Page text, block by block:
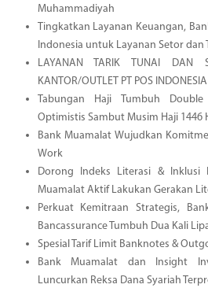
Muhammadiyah
Tingkatkan Layanan Keuangan,
Indonesia untuk Layanan Setor dan
LAYANAN TARIK TUNAI DAN
KANTOR/OUTLET PT POS INDONESIA
Tabungan Haji Tumbuh
Optimistis Sambut Musim Haji 1446
Bank Muamalat Wujudkan
Work
Dorong Indeks Literasi & Inklusi
Muamalat Aktif Lakukan Gerakan
Perkuat Kemitraan Strategis,
Bancassurance Tumbuh Dua Kali
Spesial Tarif Limit Banknotes &
Bank Muamalat dan Insight
Luncurkan Reksa Dana Syariah